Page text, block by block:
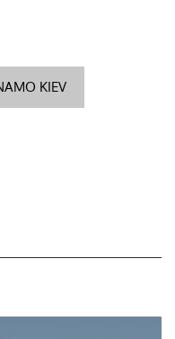
KIEV